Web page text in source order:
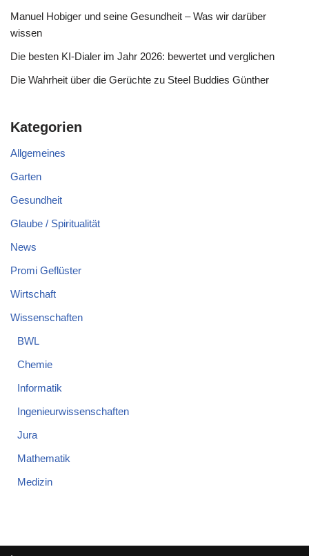
Manuel Hobiger und seine Gesundheit – Was wir darüber
wissen
Die besten KI-Dialer im Jahr 2026: bewertet und verglichen
Die Wahrheit über die Gerüchte zu Steel Buddies Günther
Kategorien
Allgemeines
Garten
Gesundheit
Glaube / Spiritualität
News
Promi Geflüster
Wirtschaft
Wissenschaften
BWL
Chemie
Informatik
Ingenieurwissenschaften
Jura
Mathematik
Medizin